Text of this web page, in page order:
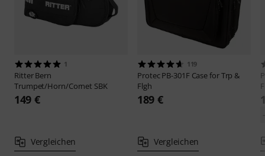
1
RitterBern
Trumpet/Horn/Cornet SBK
149 €
Vergleichen
119
ProtecPB-301F Case for Trp &
Flgh
189 €
Vergleichen